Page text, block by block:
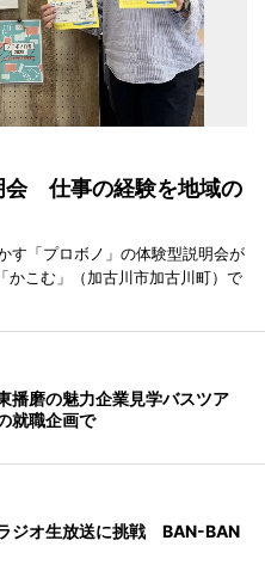
会 仕事の経験を地域の
す「プロボノ」の体験型説明会が
こむ」（加古川市加古川町）で
播磨の魅力企業見学バスツア
就職企画で
ジオ生放送に挑戦 BAN-BAN